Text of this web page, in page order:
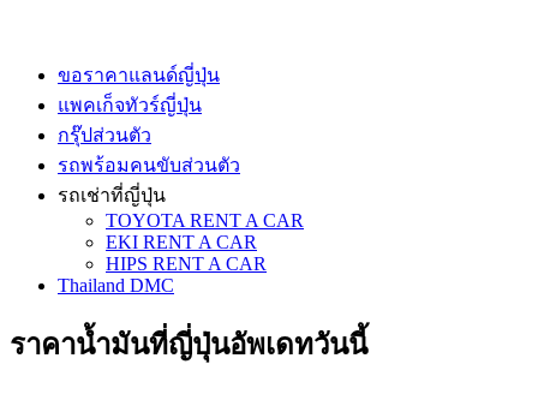
ขอราคาแลนด์ญี่ปุ่น
แพคเก็จทัวร์ญี่ปุ่น
กรุ๊ปส่วนตัว
รถพร้อมคนขับส่วนตัว
รถเช่าที่ญี่ปุ่น
TOYOTA RENT A CAR
EKI RENT A CAR
HIPS RENT A CAR
Thailand DMC
ราคาน้ำมันที่ญี่ปุ่นอัพเดทวันนี้